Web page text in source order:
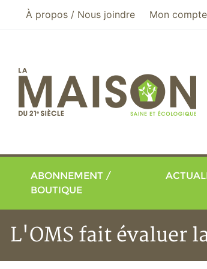
Aller au menu principal
Aller au contenu principal
À propos / Nous joindre Mon compte
ABONNEMENT /
BOUTIQUE
L'OMS fait évaluer